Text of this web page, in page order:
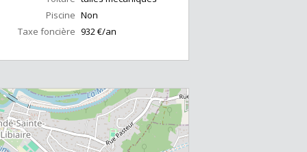
Piscine Non
Taxe foncière 932 €/an